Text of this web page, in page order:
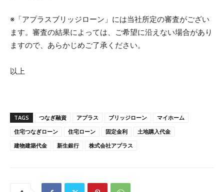
※「アプラスブリッジローン」には当社所定の審査がござい
ます。審査の結果によっては、ご希望に沿えない場合があり
ますので、あらかじめご了承ください。
以上
TAGS つなぎ融資 アプラス ブリッジローン
マイホーム
住宅つなぎローン
住宅ローン 固定金利
土地購入代金
建物建築代金
新生銀行 株式会社アプラス